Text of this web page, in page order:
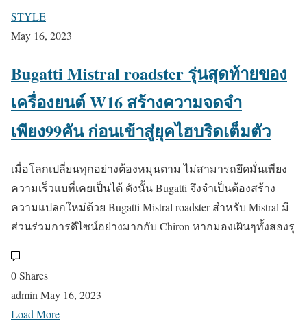
STYLE
May 16, 2023
Bugatti Mistral roadster รุ่นสุดท้ายของ
เครื่องยนต์ W16 สร้างความจดจำ
เพียง99คัน ก่อนเข้าสู่ยุคไฮบริดเต็มตัว
เมื่อโลกเปลี่ยนทุกอย่างต้องหมุนตาม ไม่สามารถยึดมั่นเพียง
ความเร็วแบที่เคยเป็นได้ ดังนั้น Bugatti จึงจำเป็นต้องสร้าง
ความแปลกใหม่ด้วย Bugatti Mistral roadster สำหรับ Mistral มี
ส่วนร่วมการดีไซน์อย่างมากกับ Chiron หากมองเผินๆทั้งสองรุ
0 Shares
admin May 16, 2023
Load More